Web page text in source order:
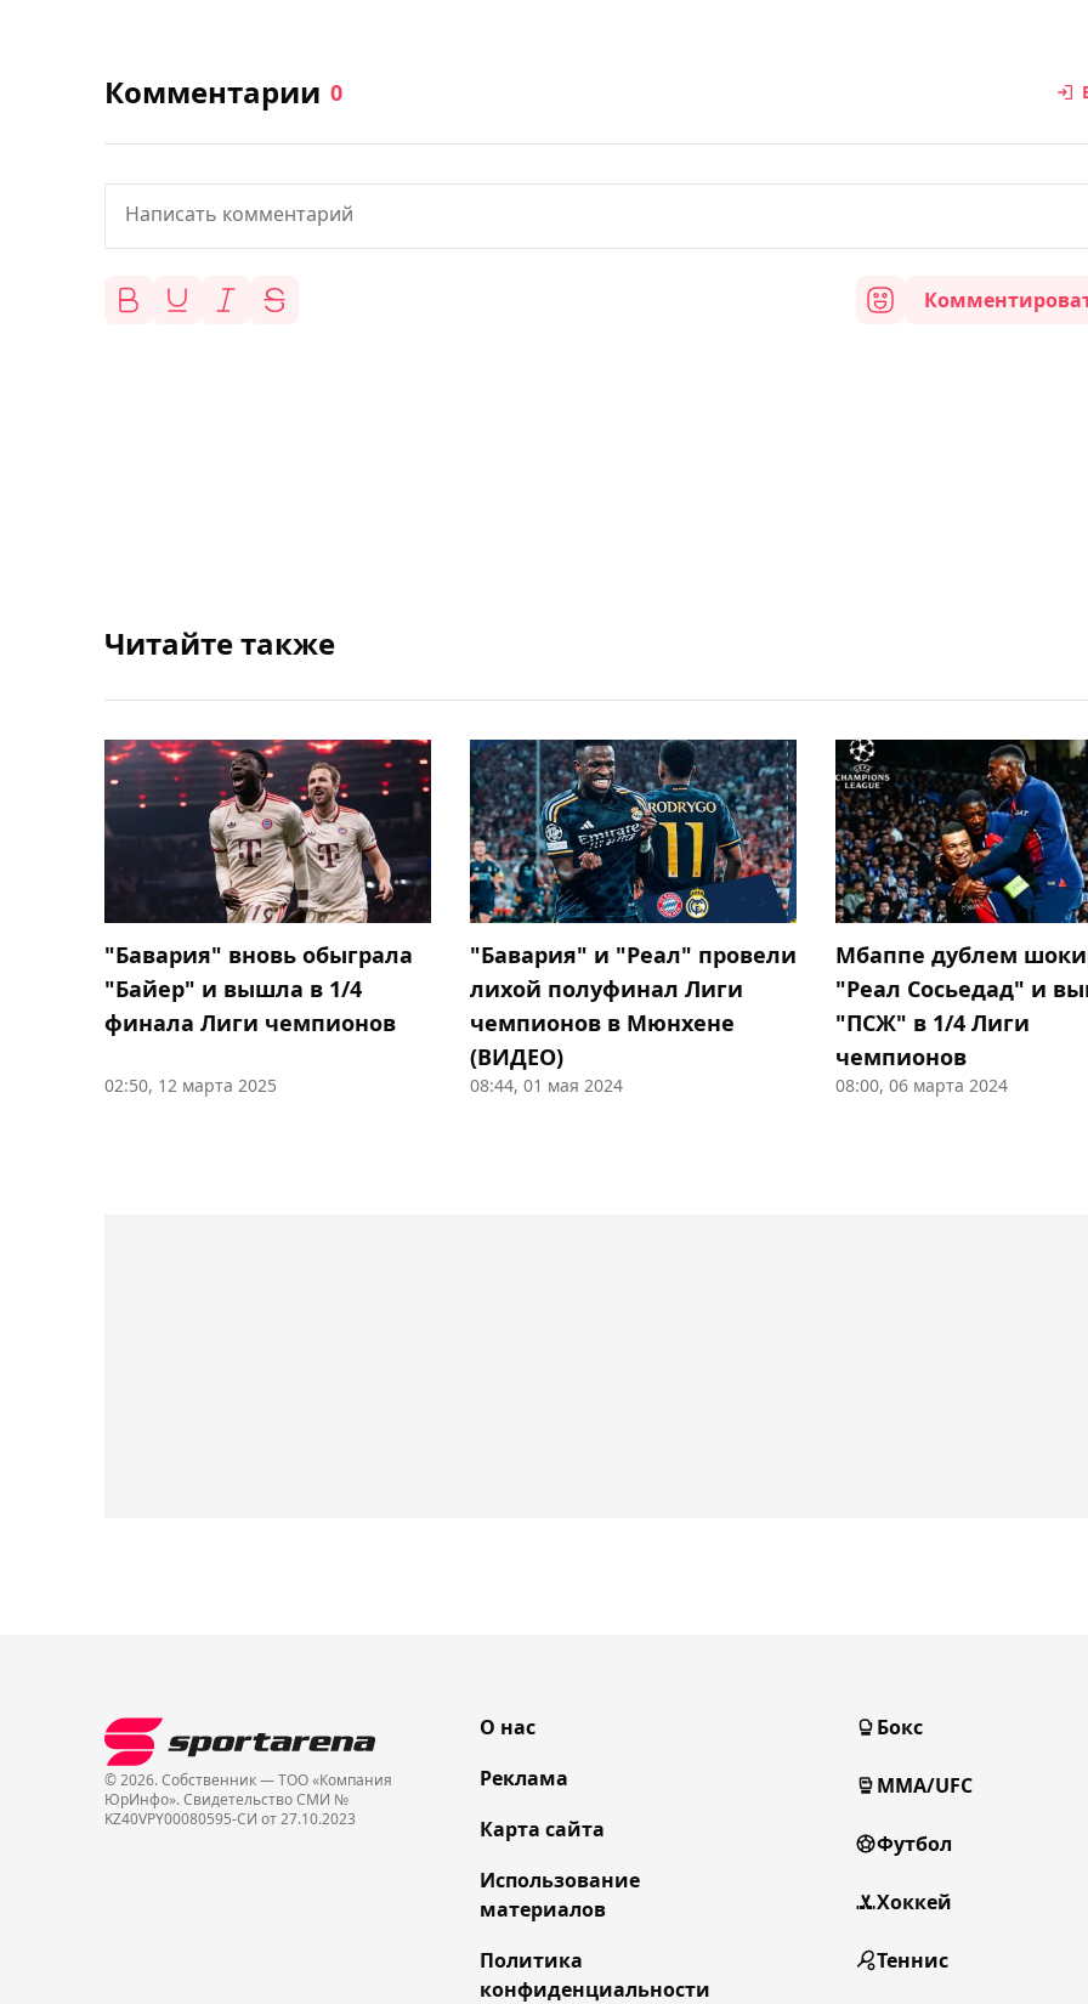
Комментарии 0
Читайте также
"Бавария" вновь обыграла
"Байер" и вышла в 1/4
финала Лиги чемпионов
02:50, 12 марта 2025
"Бавария" и "Реал" провели
лихой полуфинал Лиги
чемпионов в Мюнхене
(ВИДЕО)
08:44, 01 мая 2024
Мбаппе дублем
"Реал Сосьедад" и
"ПСЖ" в 1/4 Лиги
чемпионов
08:00, 06 марта 2024
© 2026. Собственник — ТОО «Компания
ЮрИнфо». Cвидетельство СМИ №
KZ40VPY00080595-СИ от 27.10.2023
О нас
Реклама
Карта сайта
Использование
материалов
Политика
конфиденциальности
Бокс
MMA/UFC
Футбол
Хоккей
Теннис